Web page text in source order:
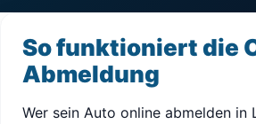
So funktioniert die
Abmeldung
Wer sein Auto online abmelden in